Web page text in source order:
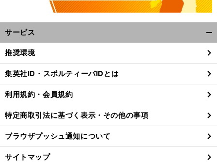
サービス
閉
る
推奨環境
集英社ID・スポルティーバIDとは
利用規約・会員規約
特定商取引法に基づく表示・その他の事項
ブラウザプッシュ通知について
サイトマップ